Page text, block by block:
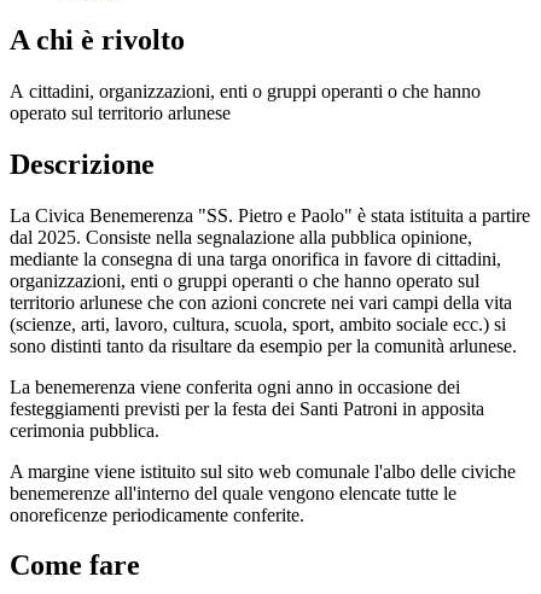
A chi è rivolto
A cittadini, organizzazioni, enti o gruppi operanti o che hanno
operato sul territorio arlunese
Descrizione
La Civica Benemerenza "SS. Pietro e Paolo" è stata istituita a partire
dal 2025. Consiste nella segnalazione alla pubblica opinione,
mediante la consegna di una targa onorifica in favore di cittadini,
organizzazioni, enti o gruppi operanti o che hanno operato sul
territorio arlunese che con azioni concrete nei vari campi della vita
(scienze, arti, lavoro, cultura, scuola, sport, ambito sociale ecc.) si
sono distinti tanto da risultare da esempio per la comunità arlunese.
La benemerenza viene conferita ogni anno in occasione dei
festeggiamenti previsti per la festa dei Santi Patroni in apposita
cerimonia pubblica.
A margine viene istituito sul sito web comunale l'albo delle civiche
benemerenze all'interno del quale vengono elencate tutte le
onoreficenze periodicamente conferite.
Come fare